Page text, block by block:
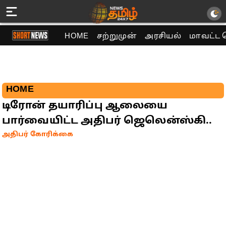
HOME சற்றுமுன் அரசியல் மாவட்ட
HOME
டிரோன் தயாரிப்பு ஆலையை
பார்வையிட்ட அதிபர் ஜெலென்ஸ்கி..
அதிபர் கோரிக்கை